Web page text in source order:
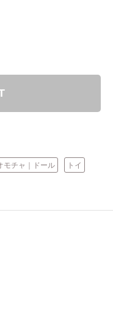
モチャ｜ドール トイ